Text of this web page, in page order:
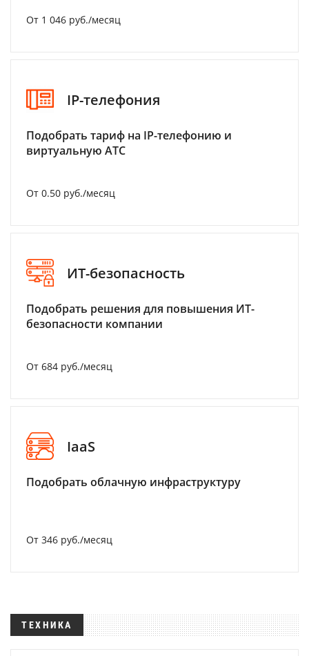
От 1 046 руб./месяц
IP-телефония
Подобрать тариф на IP-телефонию и
виртуальную АТС
От 0.50 руб./месяц
ИТ-безопасность
Подобрать решения для повышения ИТ-
безопасности компании
От 684 руб./месяц
IaaS
Подобрать облачную инфраструктуру
От 346 руб./месяц
ТЕХНИКА